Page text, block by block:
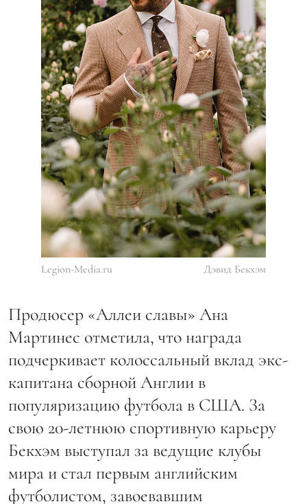
Legion-Media.ru Дэвид Бекхэм
Продюсер «Аллеи славы» Ана
Мартинес отметила, что награда
подчеркивает колоссальный вклад экс-
капитана сборной Англии в
популяризацию футбола в США. За
свою 20-летнюю спортивную карьеру
Бекхэм выступал за ведущие клубы
мира и стал первым английским
футболистом, завоевавшим